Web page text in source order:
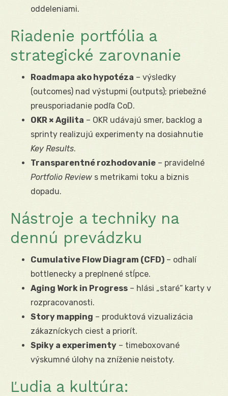
oddeleniami.
Riadenie portfólia a
strategické zarovnanie
Roadmapa ako hypotéza – výsledky
(outcomes) nad výstupmi (outputs); priebežné
preusporiadanie podľa CoD.
OKR × Agilita – OKR udávajú smer, backlog a
sprinty realizujú experimenty na dosiahnutie
Key Results.
Transparentné rozhodovanie – pravidelné
Portfolio Review s metrikami toku a biznis
dopadu.
Nástroje a techniky na
dennú prevádzku
Cumulative Flow Diagram (CFD) – odhalí
bottlenecky a preplnené stĺpce.
Aging Work in Progress – hlási „staré“ karty v
rozpracovanosti.
Story mapping – produktová vizualizácia
zákazníckych ciest a priorít.
Spiky a experimenty – timeboxované
výskumné úlohy na zníženie neistoty.
Ľudia a kultúra: